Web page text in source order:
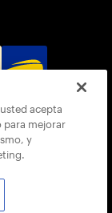
acepta
para mejorar
y